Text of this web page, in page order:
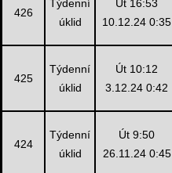
426
Týdenní
úklid
Út 16:53
10.12.24 0:35
425
Týdenní
úklid
Út 10:12
3.12.24 0:42
424
Týdenní
úklid
Út 9:50
26.11.24 0:45